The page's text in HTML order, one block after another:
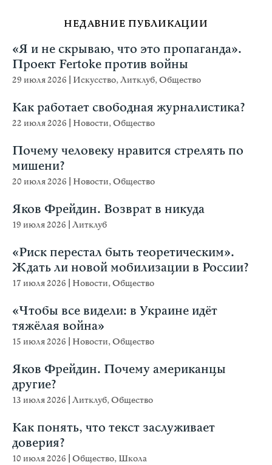
НЕДАВНИЕ ПУБЛИКАЦИИ
«Я и не скрываю, что это пропаганда».
Проект Fertoke против войны
29 июля 2026 Искусство,Литклуб,Общество
Как работает свободная журналистика?
22 июля 2026 Новости,Общество
Почему человеку нравится стрелять по
мишени?
20 июля 2026 Новости,Общество
Яков Фрейдин. Возврат в никуда
19 июля 2026 Литклуб
«Риск перестал быть теоретическим».
Ждать ли новой мобилизации в России?
17 июля 2026 Новости,Общество
«Чтобы все видели: в Украине идёт
тяжёлая война»
15 июля 2026 Новости,Общество
Яков Фрейдин. Почему американцы
другие?
13 июля 2026 Литклуб,Общество
Как понять, что текст заслуживает
доверия?
10 июля 2026 Общество, Школа